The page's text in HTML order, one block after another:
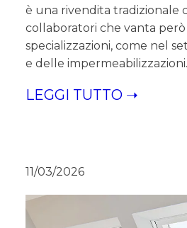
è una rivendita tradizionale
collaboratori che vanta
specializzazioni, come nel
e delle impermeabilizzazioni.
LEGGI TUTTO ➝
11/03/2026